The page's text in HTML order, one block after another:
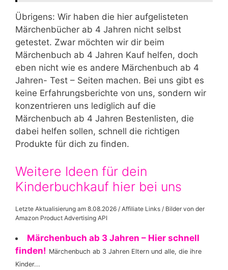
Übrigens: Wir haben die hier aufgelisteten
Märchenbücher ab 4 Jahren nicht selbst
getestet. Zwar möchten wir dir beim
Märchenbuch ab 4 Jahren Kauf helfen, doch
eben nicht wie es andere Märchenbuch ab 4
Jahren- Test – Seiten machen. Bei uns gibt es
keine Erfahrungsberichte von uns, sondern wir
konzentrieren uns lediglich auf die
Märchenbuch ab 4 Jahren Bestenlisten, die
dabei helfen sollen, schnell die richtigen
Produkte für dich zu finden.
Weitere Ideen für dein
Kinderbuchkauf hier bei uns
Letzte Aktualisierung am 8.08.2026 / Affiliate Links / Bilder von der
Amazon Product Advertising API
Märchenbuch ab 3 Jahren – Hier schnell
finden! Märchenbuch ab 3 Jahren Eltern und alle, die ihre
Kinder...